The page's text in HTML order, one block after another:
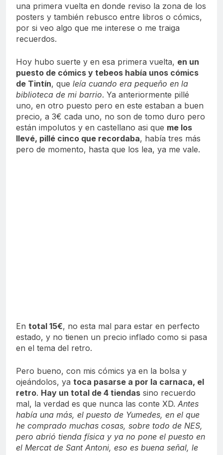
una primera vuelta en donde reviso la zona de los
posters y también rebusco entre libros o cómics,
por si veo algo que me interese o me traiga
recuerdos.
Hoy hubo suerte y en esa primera vuelta, en un
puesto de cómics y tebeos había unos cómics
de Tintín, que leía cuando era pequeño en la
biblioteca de mi barrio. Ya anteriormente pillé
uno, en otro puesto pero en este estaban a buen
precio, a 3€ cada uno, no son de tomo duro pero
están impolutos y en castellano asi que me los
llevé, pillé cinco que recordaba, había tres más
pero de momento, hasta que los lea, ya me vale.
En total 15€, no esta mal para estar en perfecto
estado, y no tienen un precio inflado como si pasa
en el tema del retro.
Pero bueno, con mis cómics ya en la bolsa y
ojeándolos, ya toca pasarse a por la carnaca, el
retro. Hay un total de 4 tiendas sino recuerdo
mal, la verdad es que nunca las conte XD. Antes
había una más, el puesto de Yumedes, en el que
he comprado muchas cosas, sobre todo de NES,
pero abrió tienda física y ya no pone el puesto en
el Mercat de Sant Antoni, eso es buena señal, le